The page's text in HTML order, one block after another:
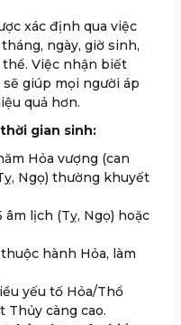
xác định qua việc
ngày, giờ sinh,
thể. Việc nhận biết
giúp mọi người áp
quả hơn.
gian sinh:
Hỏa vượng (can
Ngọ) thường khuyết
lịch (Tỵ, Ngọ) hoặc
hành Hỏa, làm
yếu tố Hỏa/Thổ
càng cao.